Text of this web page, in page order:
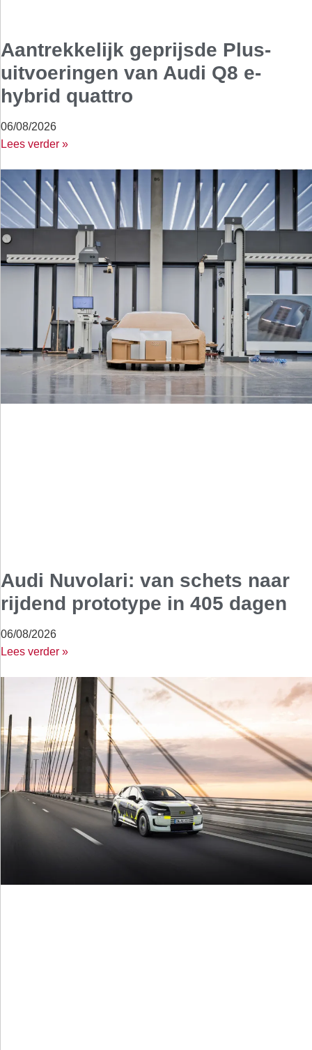
Aantrekkelijk geprijsde Plus-
uitvoeringen van Audi Q8 e-
hybrid quattro
06/08/2026
Lees verder »
Audi Nuvolari: van schets naar
rijdend prototype in 405 dagen
06/08/2026
Lees verder »